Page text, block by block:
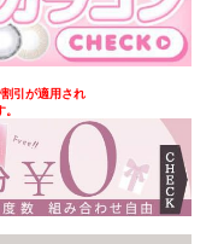
引が適用され